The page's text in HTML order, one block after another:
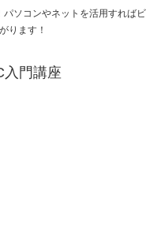
パソコンやネットを活用すればビ
ります！
入門講座